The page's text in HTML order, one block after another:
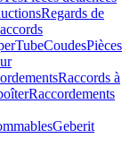
Regards de
CoudesPièces
Raccords à
Raccordements
Geberit